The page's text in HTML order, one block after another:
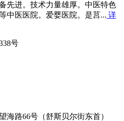
先进。技术力量雄厚。中医特色
中医医院。爱婴医院。是莒... 详
号
海路66号（舒斯贝尔街东首）